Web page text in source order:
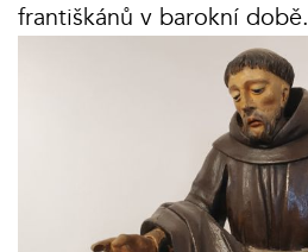
františkánů v barokní době.